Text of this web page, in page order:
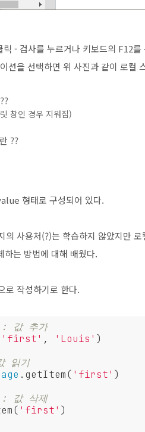
- 검사를 누르거나 키보드의 F12
션을 선택하면 위 사진과 같이 로컬
창인 경우 지워짐)
??
형태로 구성되어 있다.
의 사용처(?)는 학습하지 않았지만
하는 방법에 대해 배웠다.
로 작성하기로 한다.
추가
'first' , 'Louis' )
기
.getItem( 'first' )
값 삭제
'first' )